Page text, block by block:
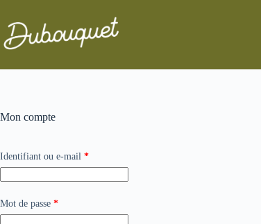
contenu
Mon compte
Identifiant ou e-mail *Obligatoire
Mot de passe *Obligatoire